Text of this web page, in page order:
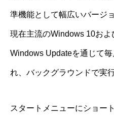
準機能として幅広いバージ
現在主流のWindows 10およ
Windows Updateを通じて
れ、バックグラウンドで実
スタートメニューにショー